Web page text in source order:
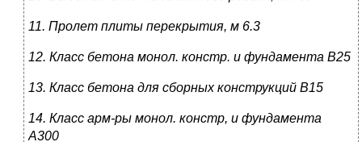
11. Пролет плиты перекрытия, м 6.3
12. Класс бетона монол. констр. и фундамента В25
13. Класс бетона для сборных конструкций В15
14. Класс арм-ры монол. констр, и фундамента
А300